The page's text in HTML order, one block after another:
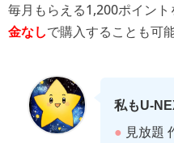
毎月もらえる1,200ポイント
金なしで購入することも可
私もU-
● 見放題